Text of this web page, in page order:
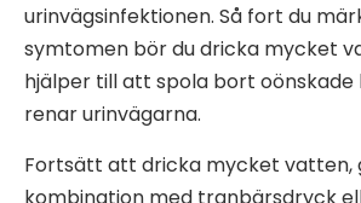
urinvägsinfektionen. Så fort du
symtomen bör du dricka mycket
hjälper till att spola bort
renar urinvägarna.
Fortsätt att dricka mycket vatten,